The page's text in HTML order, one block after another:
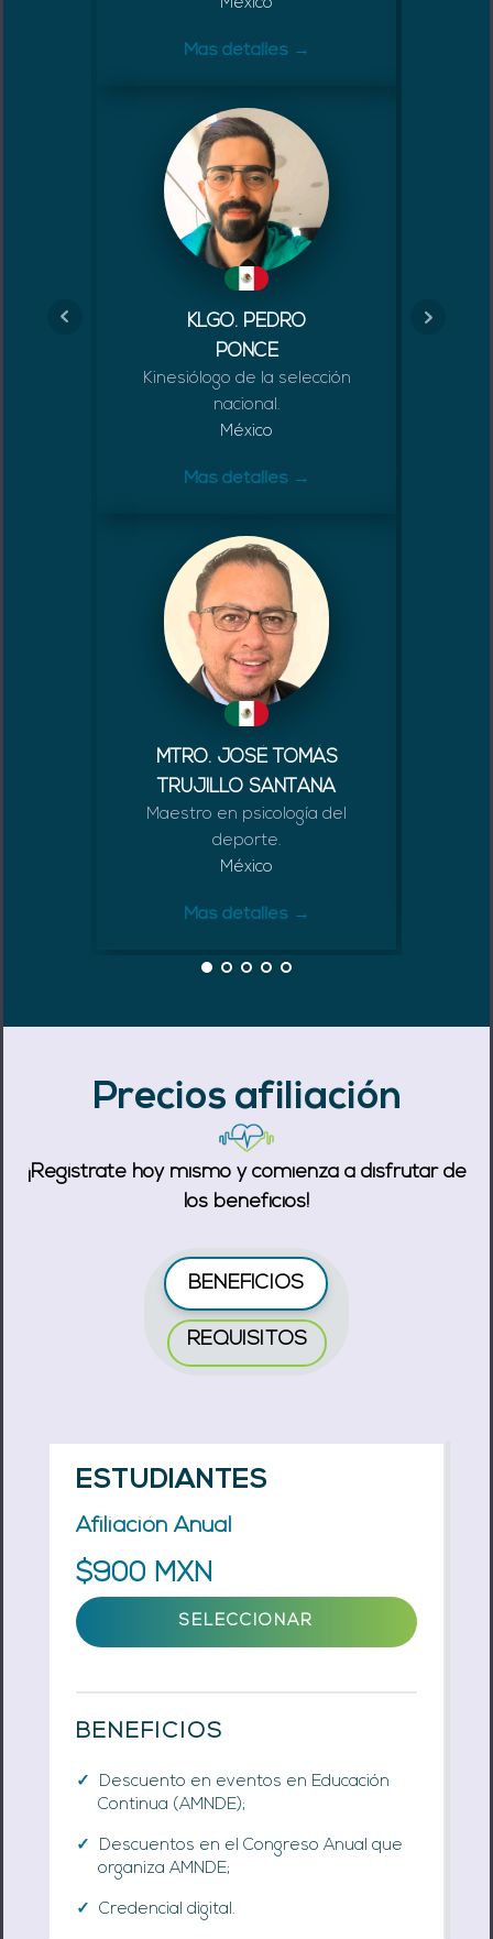
México
Más detalles →
KLGO. PEDRO
PONCE
Kinesiólogo de la selección
nacional.
México
Más detalles →
MTRO. JOSÉ TOMÁS
TRUJILLO SANTANA
Maestro en psicología del
deporte.
México
Más detalles →
Precios afiliación
¡Regístrate hoy mismo y comienza a disfrutar de
los beneficios!
BENEFICIOS
REQUISITOS
ESTUDIANTES
Afiliación Anual
$900 MXN
SELECCIONAR
BENEFICIOS
Descuento en eventos en Educación
Continua (AMNDE);
Descuentos en el Congreso Anual que
organiza AMNDE;
Credencial digital.